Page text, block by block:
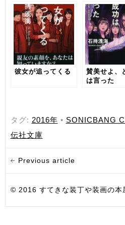
彼女が追ってくる
賛美せよ、
は言った
タグ: 2016年 • SONICBANG
伝社文庫
Previous article
© 2016 すてきな装丁や装画の